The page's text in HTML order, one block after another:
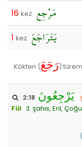
16 kez مَرْجِع
1 kez يَتَرَاجَعَ
Kökten (رَجَعَ)
2:18 يَرْجِعُونَ
Fiil 3. şahıs, Eril,